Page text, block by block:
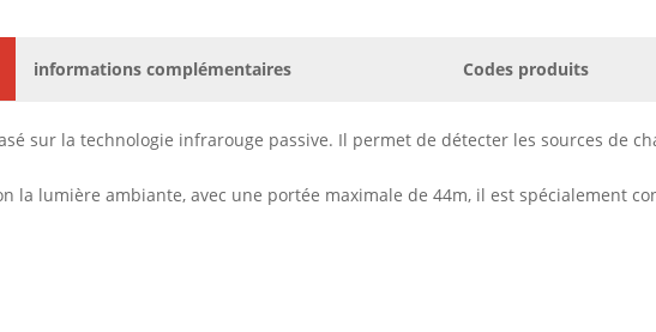
informations complémentaires Codes produits
sur la technologie infrarouge passive. Il permet de détecter les sources de
la lumière ambiante, avec une portée maximale de 44m, il est spécialement